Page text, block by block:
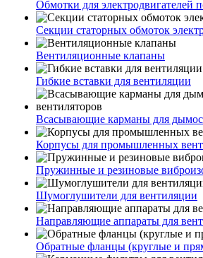
Обмотки для электродвигателей
Секции статорных обмоток
Вентиляционные клапаны
Гибкие вставки для вентиляции
Всасывающие карманы для
Корпусы для промышленных
Пружинные и резиновые
Шумоглушители для вентиляции
Направляющие аппараты для
Обратные фланцы (круглые и